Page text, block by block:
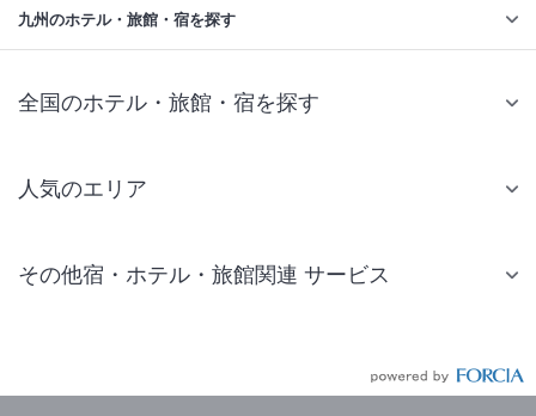
九州のホテル・旅館・宿を探す
全国のホテル・旅館・宿を探す
人気のエリア
仙台 ホテル
その他宿・ホテル・旅館関連 サービス